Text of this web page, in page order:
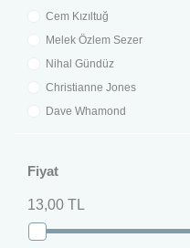
Erdem Yayınları
Bulutsu Yayınları
Pia Çocuk Yayınları
Türkiye Diyanet Vakfı Yayınları
Yuva Yayınları
İnkılab Yayınları
Kuzey Yayınları
Cem Kızıltuğ
Melek Özlem Sezer
Nihal Gündüz
Christianne Jones
Dave Whamond
Ruth Waters
Ahmet Büke
Fiyat
13,00 TL